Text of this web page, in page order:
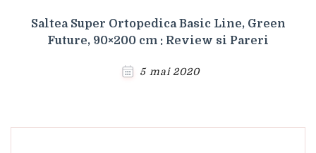
Saltea Super Ortopedica Basic Line, Green
Future, 90×200 cm : Review si Pareri
5 mai 2020